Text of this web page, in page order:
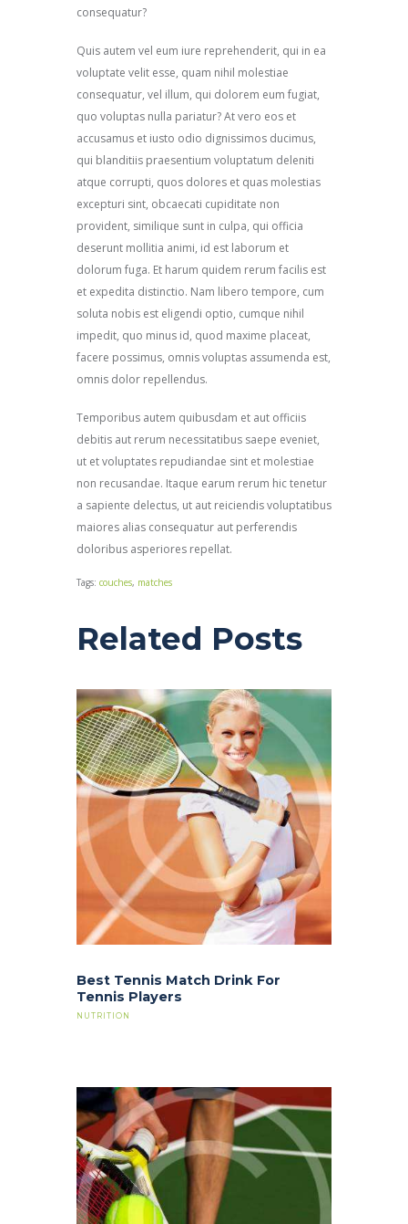
consequatur?
Quis autem vel eum iure reprehenderit, qui in ea
voluptate velit esse, quam nihil molestiae
consequatur, vel illum, qui dolorem eum fugiat,
quo voluptas nulla pariatur? At vero eos et
accusamus et iusto odio dignissimos ducimus,
qui blanditiis praesentium voluptatum deleniti
atque corrupti, quos dolores et quas molestias
excepturi sint, obcaecati cupiditate non
provident, similique sunt in culpa, qui officia
deserunt mollitia animi, id est laborum et
dolorum fuga. Et harum quidem rerum facilis est
et expedita distinctio. Nam libero tempore, cum
soluta nobis est eligendi optio, cumque nihil
impedit, quo minus id, quod maxime placeat,
facere possimus, omnis voluptas assumenda est,
omnis dolor repellendus.
Temporibus autem quibusdam et aut officiis
debitis aut rerum necessitatibus saepe eveniet,
ut et voluptates repudiandae sint et molestiae
non recusandae. Itaque earum rerum hic tenetur
a sapiente delectus, ut aut reiciendis voluptatibus
maiores alias consequatur aut perferendis
doloribus asperiores repellat.
Tags: couches, matches
Related Posts
Best Tennis Match Drink For
Tennis Players
NUTRITION